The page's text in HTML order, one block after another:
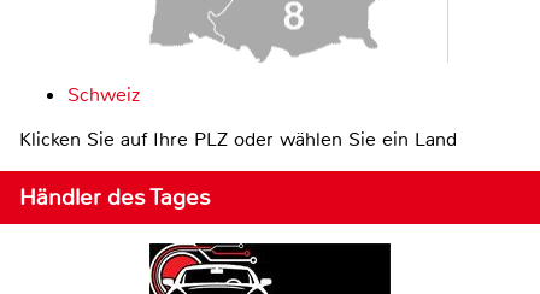
Schweiz
Klicken Sie auf Ihre PLZ oder wählen Sie ein Land
Händler des Tages